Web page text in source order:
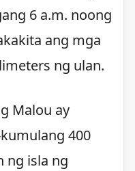
6 a.m. noong
ang mga
ng ulan.
Malou ay
400
ng isla ng